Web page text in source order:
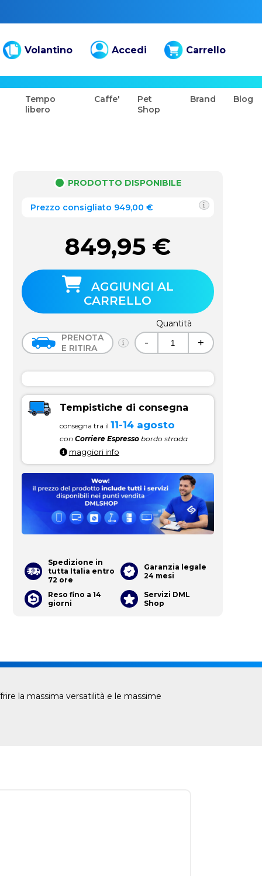
Volantino Accedi Carrello
Tempo
libero
Caffe'
Pet
Shop
Brand Blog
PRODOTTO DISPONIBILE
Prezzo consigliato 949,00 €
849,95 €
AGGIUNGI AL
CARRELLO
PRENOTA
E RITIRA
Quantità
- +
Tempistiche di consegna
consegna tra il 11-14 agosto
con Corriere Espressobordo strada
maggiori info
Spedizione in
tutta Italia entro
72 ore
Garanzia legale
24 mesi
Reso fino a 14
giorni
Servizi DML
Shop
la massima versatilità e le massime